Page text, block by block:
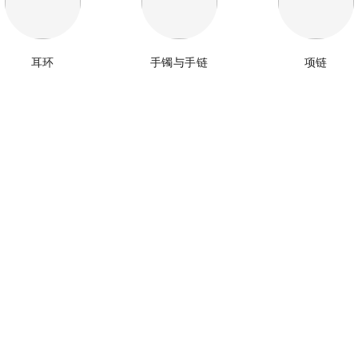
耳环 手镯与手链 项链